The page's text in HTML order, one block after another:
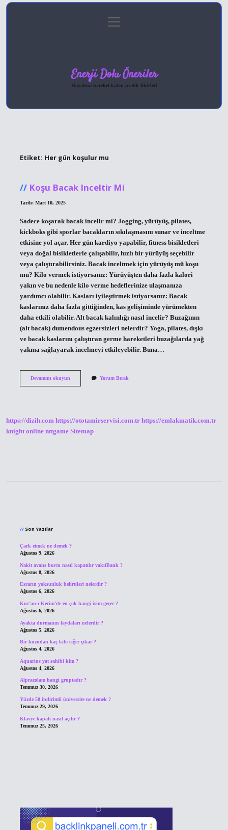
Gizlilik Politikası
menüyü
aç
Enerji Dolu Öneriler
Hayatına hareket katan pratik fikirler!
Etiket: Her gün koşulur mu
Koşu Bacak Inceltir Mi
Tarih: Mart 10, 2025
Sadece koşarak bacak incelir mi? Jogging, yürüyüş, pilates,
kickboks gibi sporlar bacakların sıkılaşmasını sunar ve inceltme
etkisine yol açar. Her gün kardiyo yapabilir, fitness bisikletleri
veya doğal bisikletlerle çalışabilir, hızlı bir yürüyüş seçebilir
veya çalıştırabilirsiniz. Bacak inceltmek için yürüyüş mü koşu
mu? Kilo vermek istiyorsanız: Yürüyüşten daha fazla kalori
yakın ve bu nedenle kilo verme hedeflerinize ulaşmanıza
yardımcı olabilir. Kasları iyileştirmek istiyorsanız: Bacak
kaslarınız daha fazla gittiğinden, kas gelişiminde yürümekten
daha etkili olabilir. Alt bacak kalınlığı nasıl incelir? Buzağının
(alt bacak) dumendous egzersizleri nelerdir? Yoga, pilates, dışkı
ve bacak kaslarını çalıştıran germe hareketleri buzağılarda yağ
yakma sağlayarak incelmeyi etkileyebilir. Buna…
Devamını okuyunKoşu
Yorum Bırak
https://dizih.com https://ototamirservisi.com.tr https://emlakmatik.com.tr
knight online nttgame Sitemap
Son Yazılar
Çark etmek ne demek ?
Ağustos 9, 2026
Nakit avans borcu nasıl kapatılır vakıfBank ?
Ağustos 8, 2026
Esrarın yoksunluk belirtileri nelerdir ?
Ağustos 6, 2026
Kur’an-ı Kerim’de en çok hangi isim geçer ?
Ağustos 6, 2026
Ayakta durmanın faydaları nelerdir ?
Ağustos 5, 2026
Bir kuzudan kaç kilo ciğer çıkar ?
Ağustos 4, 2026
Aquarius yat sahibi kim ?
Ağustos 4, 2026
Alprazolam hangi gruptadır ?
Temmuz 30, 2026
Yüzde 50 indirimli üniversite ne demek ?
Temmuz 29, 2026
Klavye kapalı nasıl açılır ?
Temmuz 25, 2026